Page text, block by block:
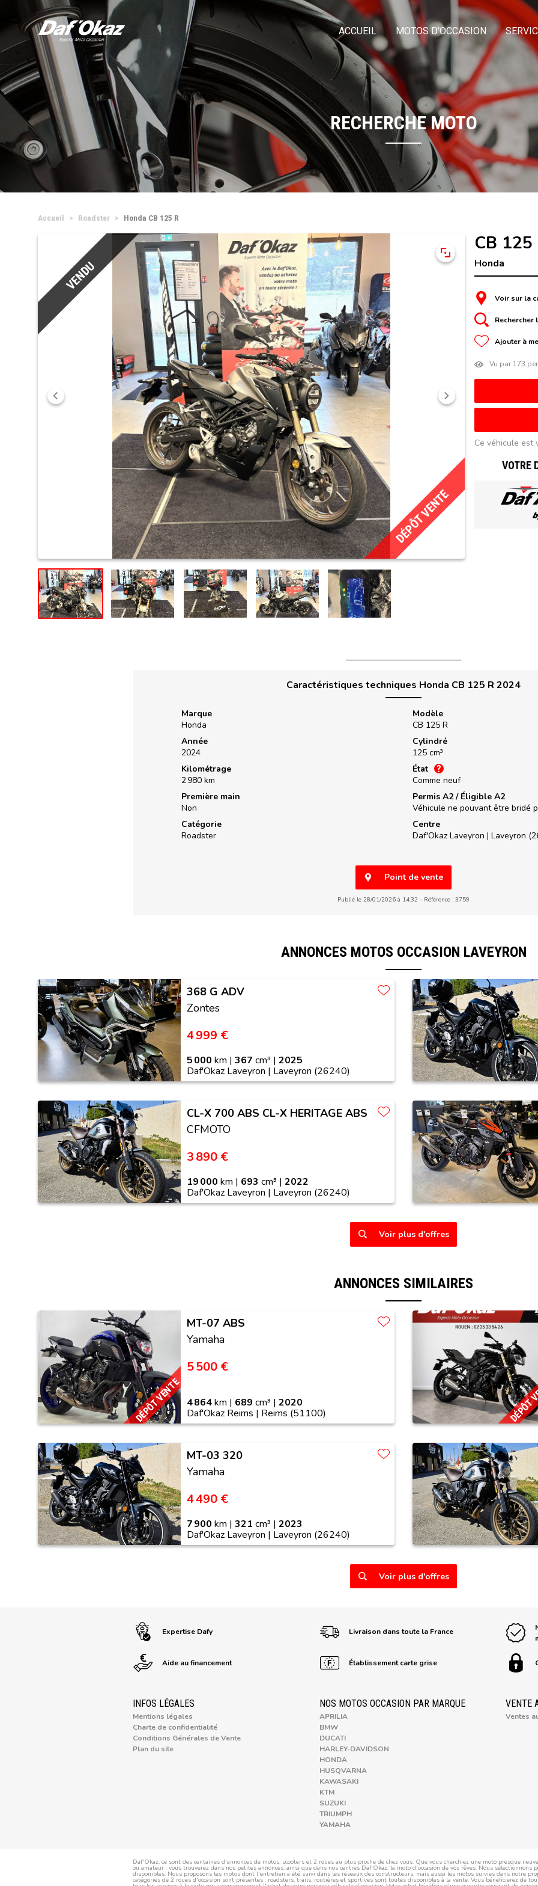
ACCUEIL MOTOS D'OCCASION
RECHERCHE MOTO
Accueil Roadster Honda CB 125 R
Précédent Suivant
VENDU
DÉPÔT VENTE
CB
Honda
Voir sur la
Rechercher
Ajouter à
Vu par 173
Ce véhicule est
VOTRE
Caractéristiques techniques Honda CB 125 R 2024
Marque
Honda
Modèle
CB 125 R
Année
2024
Cylindré
125 cm³
Kilométrage
2 980 km
État
Comme neuf
Première main
Non
Permis A2 / Éligible A2
Véhicule ne pouvant être bridé
Catégorie
Roadster
Centre
Daf'Okaz Laveyron | Laveyron
Point de vente
Publié le 28/01/2026 à 14:32 Référence : 3759
ANNONCES MOTOS OCCASION LAVEYRON
368 G ADV
Zontes
4 999 €
5 000 km | 367 cm³ | 2025
Daf'Okaz Laveyron | Laveyron (26240)
CL-X 700 ABS CL-X HERITAGE ABS
CFMOTO
3 890 €
19 000 km | 693 cm³ | 2022
Daf'Okaz Laveyron | Laveyron (26240)
Voir plus d'offres
ANNONCES SIMILAIRES
DÉPÔT VENTE
MT-07 ABS
Yamaha
5 500 €
4 864km | 689 cm³ | 2020
Daf'Okaz Reims | Reims (51100)
MT-03 320
Yamaha
4 490 €
7 900 km | 321 cm³ | 2023
Daf'Okaz Laveyron | Laveyron (26240)
Voir plus d'offres
Expertise Dafy Livraison dans toute la France
Aide au financement Établissement carte grise
INFOS LÉGALES
Mentions légales
Charte de confidentialité
Conditions Générales de Vente
Plan du site
NOS MOTOS OCCASION PAR MARQUE
APRILIA
BMW
DUCATI
HARLEY-DAVIDSON
HONDA
HUSQVARNA
KAWASAKI
KTM
SUZUKI
TRIUMPH
YAMAHA
VENTE
Ventes
Daf'Okaz, ce sont des centaines d'annonces de motos, scooters et 2 roues au plus proche de chez vous. Que vous cherchiez une moto presque
ou amateur : vous trouverez dans nos petites annonces, ainsi que dans nos centres Daf'Okaz, la moto d'occasion de vos rêves. Nous sélectionnons
disponibles. Nous proposons les motos dont l'entretien a été suivi dans les réseaux des constructeurs, mais aussi les motos suivies dans notre
catégories de 2 roues d'occasion sont présentes : roadsters, trails, routières et sportives sont toutes disponibles à la vente. Vous bénéficierez de